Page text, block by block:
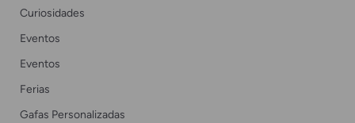
Curiosidades
Eventos
Eventos
Ferias
Gafas Personalizadas